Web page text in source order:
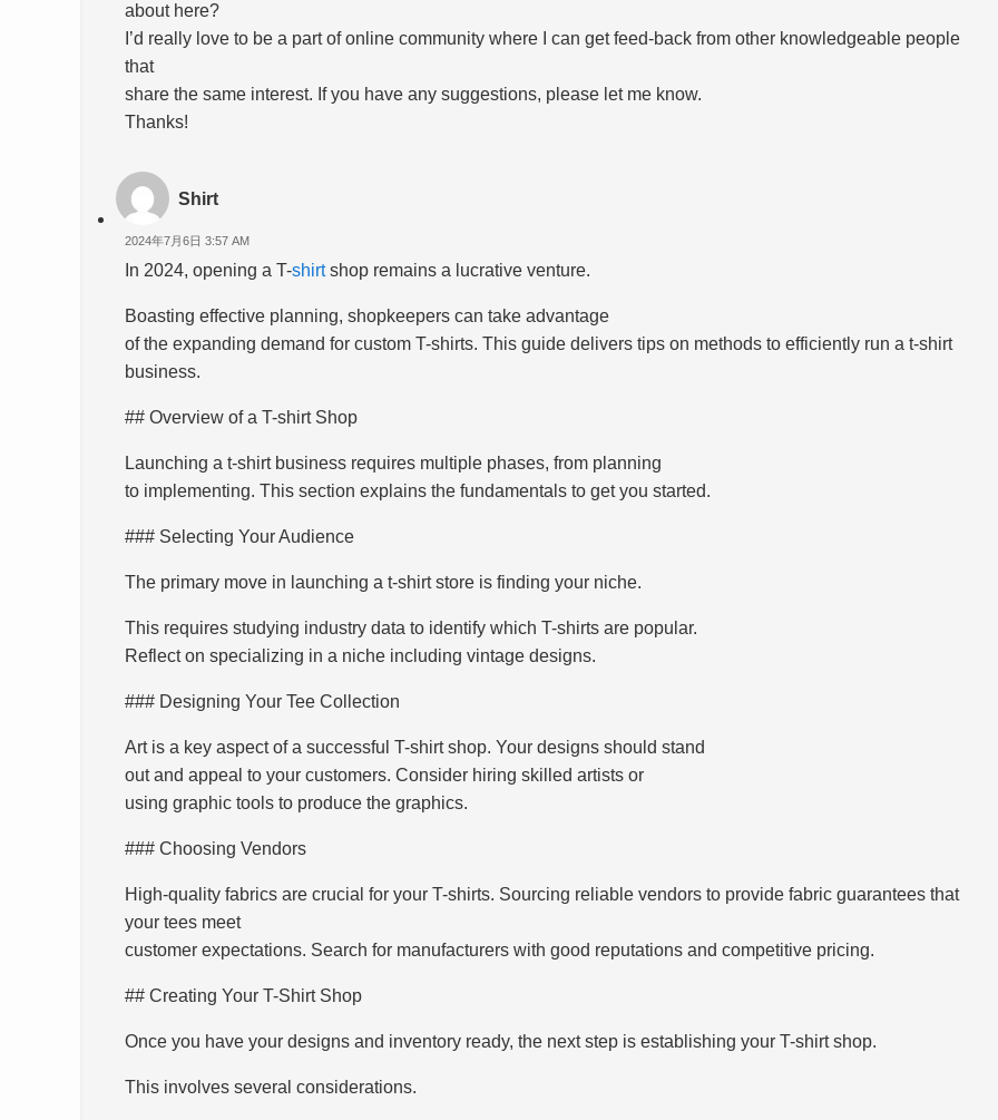
about here?
I’d really love to be a part of online community where I can get feed-back from other knowledgeable people
that
share the same interest. If you have any suggestions, please let me know.
Thanks!
Shirt
2024年7月6日 3:57 AM
In 2024, opening a T-shirtshop remains a lucrative venture.
Boasting effective planning, shopkeepers can take advantage
of the expanding demand for custom T-shirts. This guide delivers tips on methods to efficiently run a t-shirt
business.
## Overview of a T-shirt Shop
Launching a t-shirt business requires multiple phases, from planning
to implementing. This section explains the fundamentals to get you started.
### Selecting Your Audience
The primary move in launching a t-shirt store is finding your niche.
This requires studying industry data to identify which T-shirts are popular.
Reflect on specializing in a niche including vintage designs.
### Designing Your Tee Collection
Art is a key aspect of a successful T-shirt shop. Your designs should stand
out and appeal to your customers. Consider hiring skilled artists or
using graphic tools to produce the graphics.
### Choosing Vendors
High-quality fabrics are crucial for your T-shirts. Sourcing reliable vendors to provide fabric guarantees that
your tees meet
customer expectations. Search for manufacturers with good reputations and competitive pricing.
## Creating Your T-Shirt Shop
Once you have your designs and inventory ready, the next step is establishing your T-shirt shop.
This involves several considerations.